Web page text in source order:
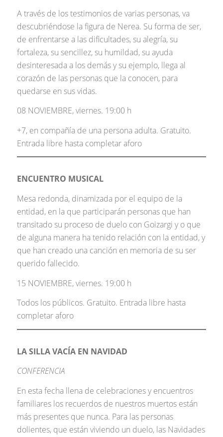
A través de los testimonios de varias personas, va
descubriéndose la figura de Nerea. Su forma de ser,
de enfrentarse a las dificultades, su alegría, su
fortaleza, su sencillez, su humildad, su ayuda
desinteresada a los demás y su ejemplo, llega al
corazón de las personas que la conocen, para
quedarse en sus vidas.
08 NOVIEMBRE, viernes. 19:00 h
+7, en compañía de una persona adulta. Gratuito.
Entrada libre hasta completar aforo
ENCUENTRO MUSICAL
Mesa redonda, dinamizada por el equipo de la
entidad, en la que participarán personas que han
transitado su proceso de duelo con Goizargi y o que
de alguna manera ha tenido relación con la entidad, y
que han creado una canción en memoria de su ser
querido fallecido.
15 NOVIEMBRE, viernes. 19:00 h
Todos los públicos. Gratuito. Entrada libre hasta
completar aforo
LA SILLA VACÍA EN NAVIDAD
CONFERENCIA
En esta fecha llena de celebraciones y encuentros
familiares los recuerdos de nuestros muertos están
más presentes que nunca. Para las personas
dolientes, que están viviendo un duelo, las Navidades